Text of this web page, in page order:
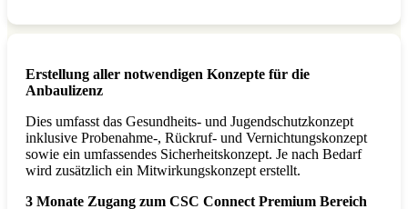
Erstellung aller notwendigen Konzepte für die
Anbaulizenz
Dies umfasst das Gesundheits- und Jugendschutzkonzept
inklusive Probenahme-, Rückruf- und Vernichtungskonzept
sowie ein umfassendes Sicherheitskonzept. Je nach Bedarf
wird zusätzlich ein Mitwirkungskonzept erstellt.
3 Monate Zugang zum CSC Connect Premium Bereich